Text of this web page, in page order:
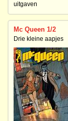
uitgaven
Mc Queen 1/2
Drie kleine aapjes